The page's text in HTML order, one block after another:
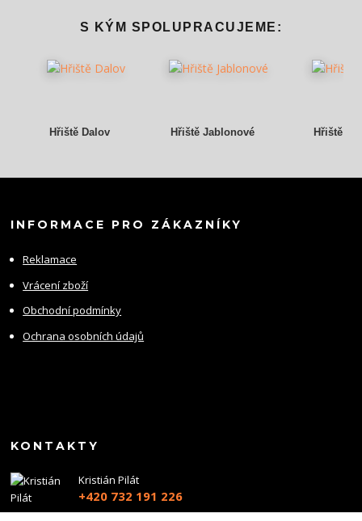
S KÝM SPOLUPRACUJEME:
Hřiště Dalov Hřiště Jablonové Hřiště
INFORMACE PRO ZÁKAZNÍKY
Reklamace
Vrácení zboží
Obchodní podmínky
Ochrana osobních údajů
KONTAKTY
Kristián Pilát
+420 732 191 226